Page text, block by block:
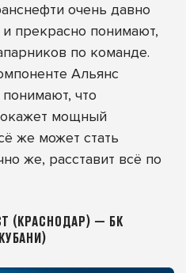
очень давно
прекрасно понимают,
по команде.
Альянс
понимают, что
мощный
же может стать
же, расставит всё по
(КРАСНОДАР) — БК